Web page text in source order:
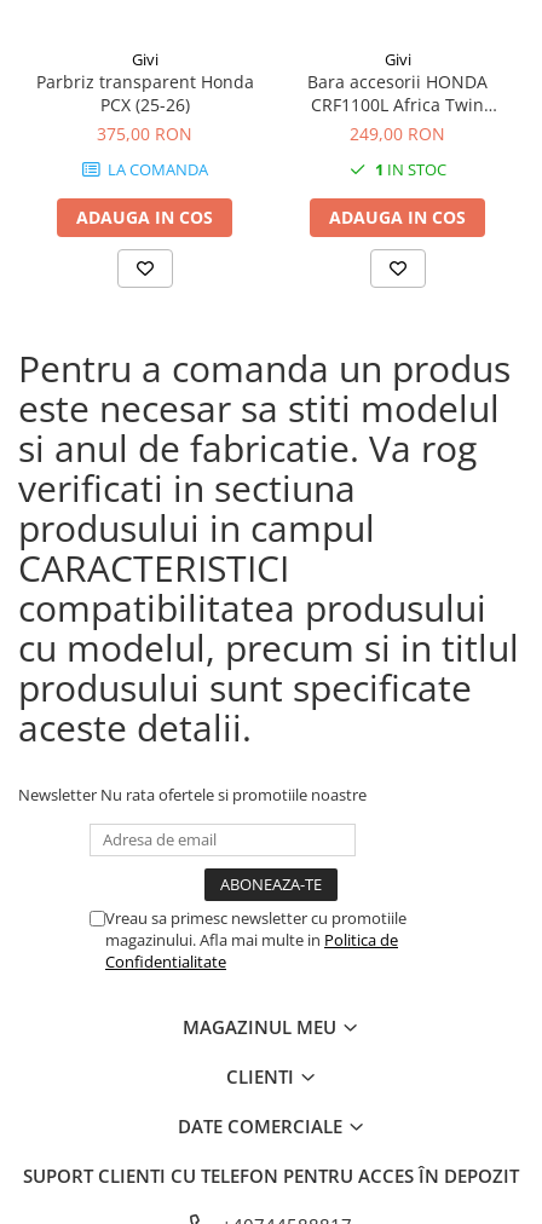
Givi
Parbriz transparent Honda
PCX (25-26)
375,00 RON
LA COMANDA
ADAUGA IN COS
Givi
Bara accesorii HONDA
CRF1100L Africa Twin
Adventure Sports (20 - 23)
Adventure Sports (24)
CRF1100L AFRICA TWIN (24)
CRF1100L Africa Twin (20 -
23)
249,00 RON
1 IN STOC
ADAUGA IN COS
Pentru a comanda un produs
este necesar sa stiti modelul
si anul de fabricatie. Va rog
verificati in sectiuna
produsului in campul
CARACTERISTICI
compatibilitatea produsului
cu modelul, precum si in titlul
produsului sunt specificate
aceste detalii.
Newsletter Nu rata ofertele si promotiile noastre
Vreau sa primesc newsletter cu promotiile
magazinului. Afla mai multe in Politica de
Confidentialitate
MAGAZINUL MEU
CLIENTI
DATE COMERCIALE
SUPORT CLIENTI CU TELEFON PENTRU ACCES ÎN DEPOZIT